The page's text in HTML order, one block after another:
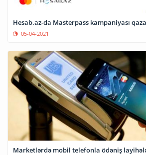
Hesab.az-da Masterpass kampaniyası
05-04-2021
Marketlərdə mobil telefonla ödəniş